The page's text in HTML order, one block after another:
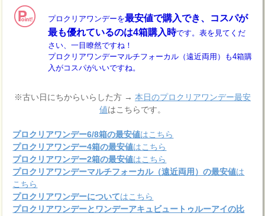
プロクリアワンデーを最安値で購入でき、コスパが
最も優れているのは4箱購入時です。表を見てくだ
さい、一目瞭然ですね！
プロクリアワンデーマルチフォーカル（遠近両用）も4箱購
入がコスパがいいですね。
※古い日にちからいらした方 → 本日のプロクリアワンデー最安
値はこちらです。
プロクリアワンデー6/8箱の最安値はこちら
プロクリアワンデー4箱の最安値はこちら
プロクリアワンデー2箱の最安値はこちら
プロクリアワンデーマルチフォーカル（遠近両用）の最安値は
こちら
プロクリアワンデーについてはこちら
プロクリアワンデーとワンデーアキュビュートゥルーアイの比